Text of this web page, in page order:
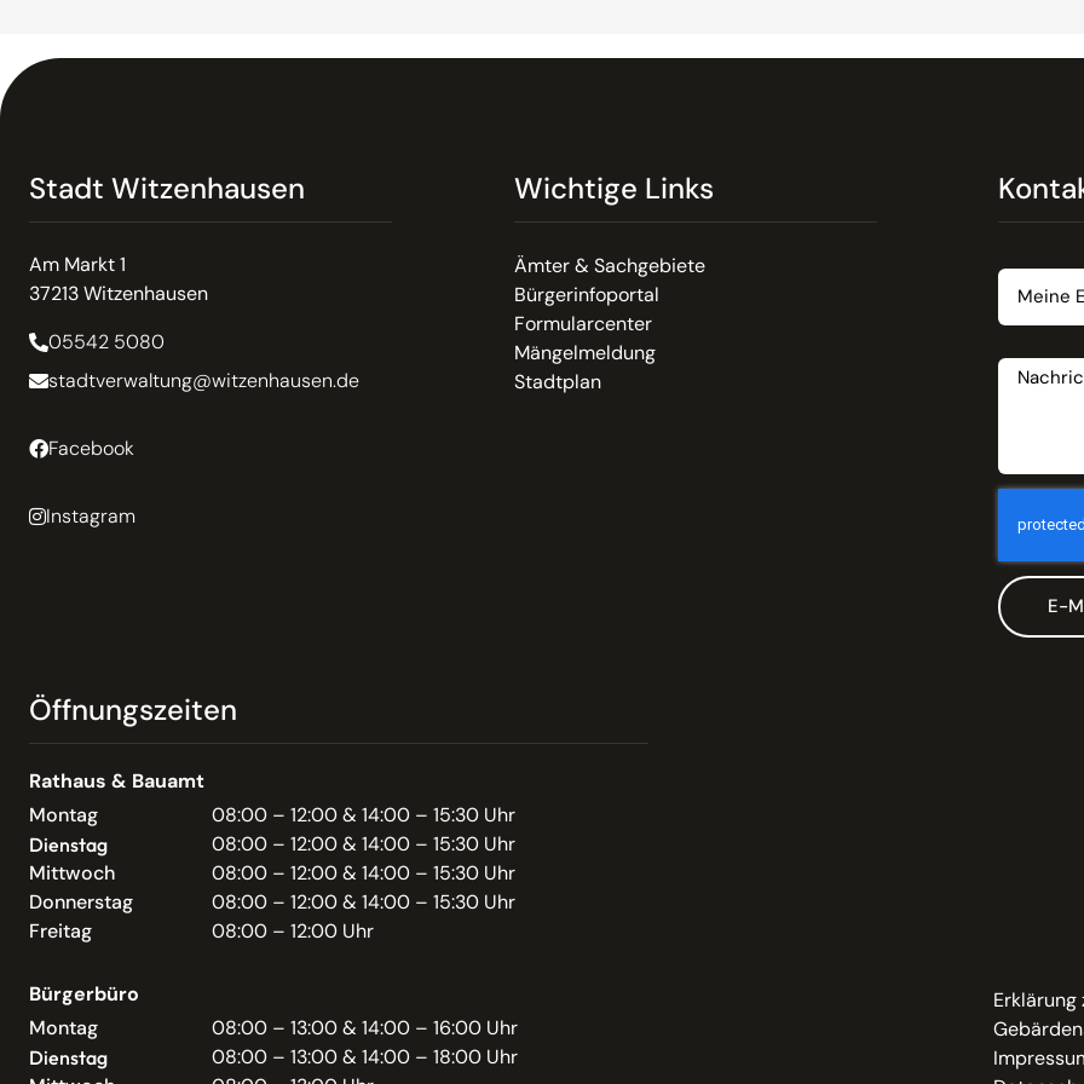
Stadt Witzenhausen
Am Markt 1
37213 Witzenhausen
05542 5080
stadtverwaltung@witzenhausen.de
Facebook
Instagram
Wichtige Links
Ämter & Sachgebiete
Bürgerinfoportal
Formularcenter
Mängelmeldung
Stadtplan
E-
Öffnungszeiten
Rathaus & Bauamt
Montag
08:00 – 12:00 & 14:00 – 15:30 Uhr
Dienstag
08:00 – 12:00 & 14:00 – 15:30 Uhr
Mittwoch
08:00 – 12:00 & 14:00 – 15:30 Uhr
Donnerstag
08:00 – 12:00 & 14:00 – 15:30 Uhr
Freitag
08:00 – 12:00 Uhr
Bürgerbüro
Montag
08:00 – 13:00 & 14:00 – 16:00 Uhr
Dienstag
08:00 – 13:00 & 14:00 – 18:00 Uhr